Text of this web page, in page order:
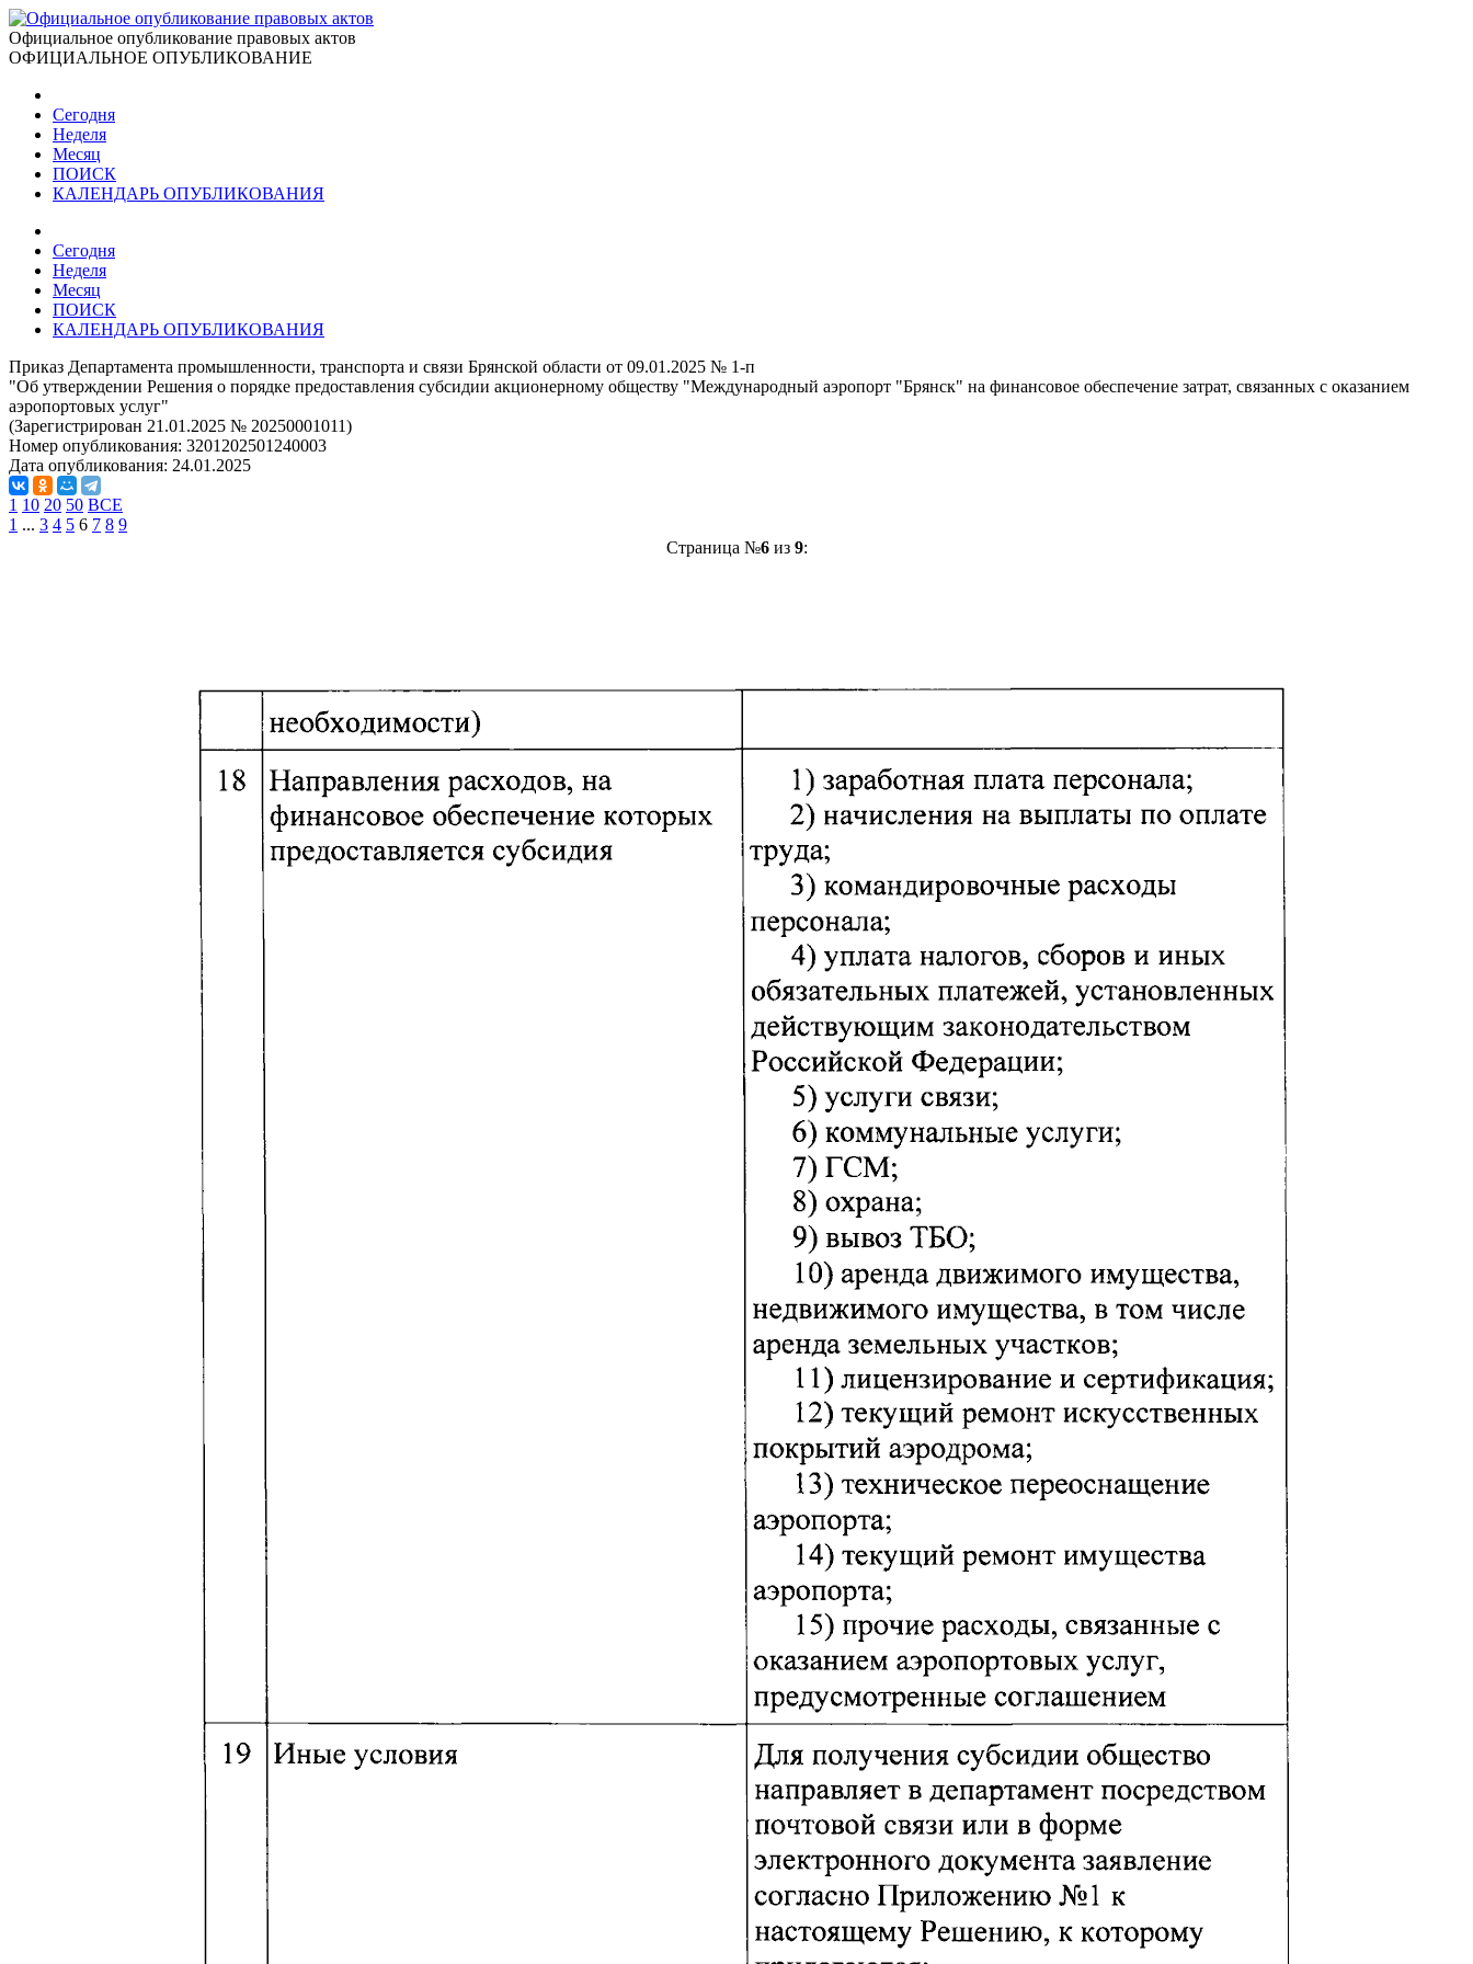
Официальное опубликование правовых актов
ОФИЦИАЛЬНОЕ ОПУБЛИКОВАНИЕ
Сегодня
Неделя
Месяц
ПОИСК
КАЛЕНДАРЬ ОПУБЛИКОВАНИЯ
Сегодня
Неделя
Месяц
ПОИСК
КАЛЕНДАРЬ ОПУБЛИКОВАНИЯ
Приказ Департамента промышленности, транспорта и связи Брянской области от 09.01.2025 № 1-п
"Об утверждении Решения о порядке предоставления субсидии акционерному обществу "Международный аэропорт "Брянск" на финансовое обеспечение затрат, связанных с оказанием
аэропортовых услуг"
(Зарегистрирован 21.01.2025 № 20250001011)
Номер опубликования: 3201202501240003
Дата опубликования: 24.01.2025
1 10 20 50 ВСЕ
1 ... 3 4 5 6 7 8 9
Страница №6из 9: